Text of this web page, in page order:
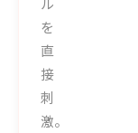
を
直
接
刺
激。